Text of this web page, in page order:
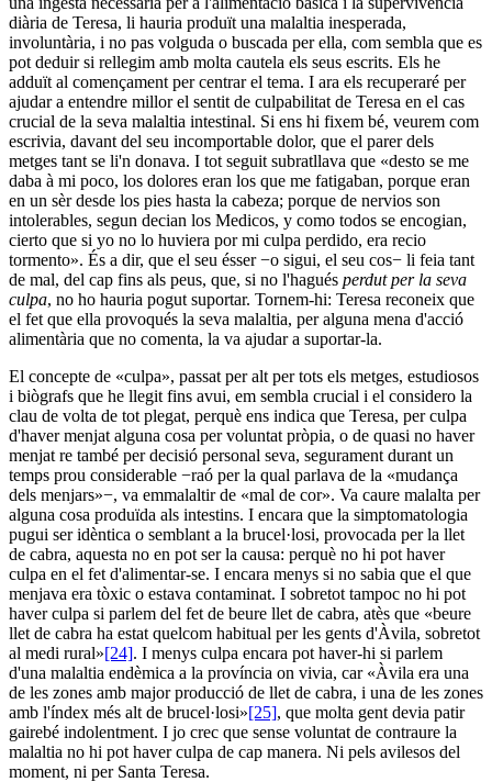
diària de Teresa, li hauria produït una malaltia inesperada,
involuntària, i no pas volguda o buscada per ella, com sembla que es
pot deduir si rellegim amb molta cautela els seus escrits. Els he
adduït al començament per centrar el tema. I ara els recuperaré per
ajudar a entendre millor el sentit de culpabilitat de Teresa en el cas
crucial de la seva malaltia intestinal. Si ens hi fixem bé, veurem com
escrivia, davant del seu incomportable dolor, que el parer dels
metges tant se li'n donava. I tot seguit subratllava que «desto se me
daba à mi poco, los dolores eran los que me fatigaban, porque eran
en un sèr desde los pies hasta la cabeza; porque de nervios son
intolerables, segun decian los Medicos, y como todos se encogian,
cierto que si yo no lo huviera por mi culpa perdido, era recio
tormento». És a dir, que el seu ésser −o sigui, el seu cos− li feia tant
de mal, del cap fins als peus, que, si no l'hagués perdut per la seva
culpa, no ho hauria pogut suportar. Tornem-hi: Teresa reconeix que
el fet que ella provoqués la seva malaltia, per alguna mena d'acció
alimentària que no comenta, la va ajudar a suportar-la.
El concepte de «culpa», passat per alt per tots els metges, estudiosos
i biògrafs que he llegit fins avui, em sembla crucial i el considero la
clau de volta de tot plegat, perquè ens indica que Teresa, per culpa
d'haver menjat alguna cosa per voluntat pròpia, o de quasi no haver
menjat re també per decisió personal seva, segurament durant un
temps prou considerable −raó per la qual parlava de la «mudança
dels menjars»−, va emmalaltir de «mal de cor». Va caure malalta per
alguna cosa produïda als intestins. I encara que la simptomatologia
pugui ser idèntica o semblant a la brucel·losi, provocada per la llet
de cabra, aquesta no en pot ser la causa: perquè no hi pot haver
culpa en el fet d'alimentar-se. I encara menys si no sabia que el que
menjava era tòxic o estava contaminat. I sobretot tampoc no hi pot
haver culpa si parlem del fet de beure llet de cabra, atès que «beure
llet de cabra ha estat quelcom habitual per les gents d'Àvila, sobretot
al medi rural»[24]. I menys culpa encara pot haver-hi si parlem
d'una malaltia endèmica a la província on vivia, car «Àvila era una
de les zones amb major producció de llet de cabra, i una de les zones
amb l'índex més alt de brucel·losi»[25], que molta gent devia patir
gairebé indolentment. I jo crec que sense voluntat de contraure la
malaltia no hi pot haver culpa de cap manera. Ni pels avilesos del
moment, ni per Santa Teresa.